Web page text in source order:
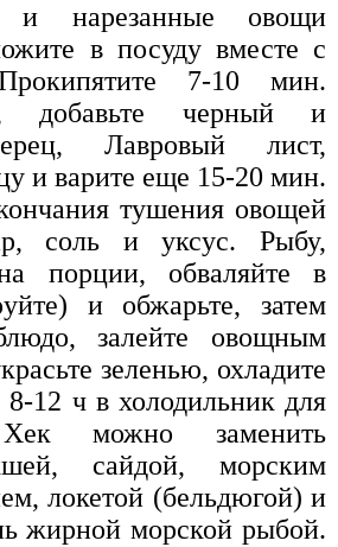
и нарезанные овощи
в посуду вместе с
7-10 мин.
добавьте черный и
Лавровый лист,
и варите еще 15-20 мин.
тушения овощей
соль и уксус. Рыбу,
порции, обваляйте в
и обжарьте, затем
залейте овощным
зеленью, охладите
8-12 ч в холодильник для
Хек можно заменить
сайдой, морским
локетой (бельдюгой) и
жирной морской рыбой.